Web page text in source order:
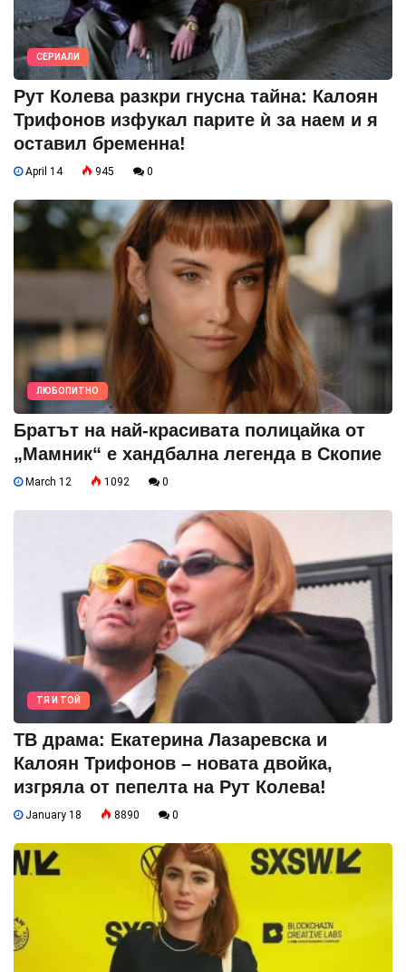
СЕРИАЛИ
Рут Колева разкри гнусна тайна: Калоян
Трифонов изфукал парите ѝ за наем и я
оставил бременна!
April 14 945 0
ЛЮБОПИТНО
Братът на най-красивата полицайка от
„Мамник“ е хандбална легенда в Скопие
March 12 1092 0
ТЯ И ТОЙ
ТВ драма: Екатерина Лазаревска и
Калоян Трифонов – новата двойка,
изгряла от пепелта на Рут Колева!
January 18 8890 0